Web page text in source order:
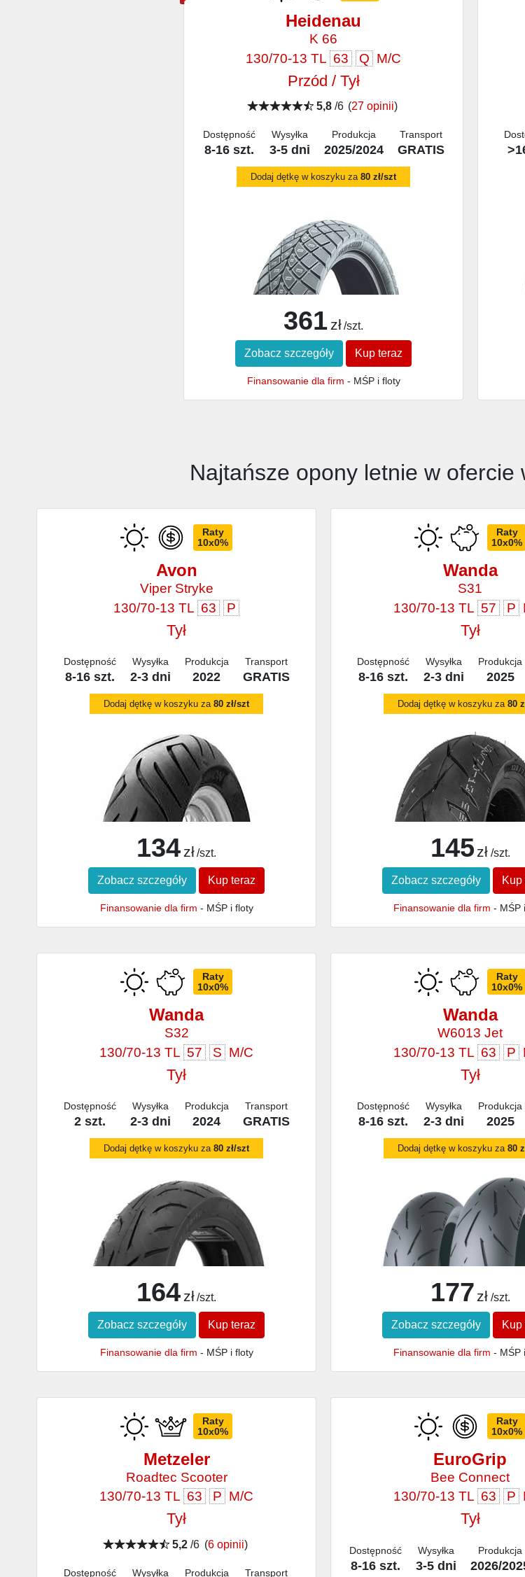
Heidenau
K 66
130/70-13 TL 63 Q M/C
Przód / Tył
5,8/6 (27 opinii)
Dostępność
8-16 szt.
Wysyłka
3-5 dni
Produkcja
2025/2024
Transport
GRATIS
Dodaj dętkę w koszyku za 80 zł/szt
361 zł /szt.
Zobacz szczegóły Kup teraz
Finansowanie dla firm - MŚP i floty
Najtańsze opony letnie w
Raty
10x0%
Avon
Viper Stryke
130/70-13 TL 63 P
Tył
Dostępność
8-16 szt.
Wysyłka
2-3 dni
Produkcja
2022
Transport
GRATIS
Dodaj dętkę w koszyku za 80 zł/szt
134 zł /szt.
Zobacz szczegóły Kup teraz
Finansowanie dla firm - MŚP i floty
Raty
10x0%
Wanda
S31
130/70-13 TL 57 P
Tył
Dostępność
8-16 szt.
Wysyłka
2-3 dni
Produkcja
2025
Dodaj dętkę w koszyku za 80
145 zł /szt.
Zobacz szczegóły Kup
Finansowanie dla firm - MŚP
Raty
10x0%
Wanda
S32
130/70-13 TL 57 S M/C
Tył
Dostępność
2 szt.
Wysyłka
2-3 dni
Produkcja
2024
Transport
GRATIS
Dodaj dętkę w koszyku za 80 zł/szt
164 zł /szt.
Zobacz szczegóły Kup teraz
Finansowanie dla firm - MŚP i floty
Raty
10x0%
Wanda
W6013 Jet
130/70-13 TL 63 P
Tył
Dostępność
8-16 szt.
Wysyłka
2-3 dni
Produkcja
2025
Dodaj dętkę w koszyku za 80
177 zł /szt.
Zobacz szczegóły Kup
Finansowanie dla firm - MŚP
Raty
10x0%
Metzeler
Roadtec Scooter
130/70-13 TL 63 P M/C
Tył
5,2 /6 (6 opinii)
Dostępność Wysyłka Produkcja Transport
Raty
10x0%
EuroGrip
Bee Connect
130/70-13 TL 63 P
Tył
Dostępność
8-16 szt.
Wysyłka
3-5 dni
Produkcja
2026/